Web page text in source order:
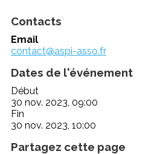
Contacts
Email
contact@aspi-asso.fr
Dates de l'événement
Début
30 nov. 2023, 09:00
Fin
30 nov. 2023, 10:00
Partagez cette page